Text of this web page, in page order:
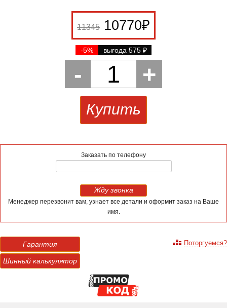
11345 10770₽
-5% выгода 575 ₽
- 1 +
Купить
Заказать по телефону
Жду звонка
Менеджер перезвонит вам, узнает все детали и оформит заказ на Ваше
имя.
Гарантия
Шинный калькулятор
Поторгуемся?